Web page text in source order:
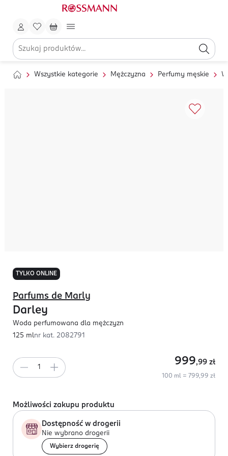
Wszystkie kategorie Mężczyzna Perfumy męskie
TYLKO ONLINE
Parfums de Marly
Darley
Woda perfumowana dla mężczyzn
125 mlnr kat. 2082791
999,99 zł
100 ml = 799,99 zł
Możliwości zakupu produktu
Dostępność w drogerii
Nie wybrano drogerii
Wybierz drogerię